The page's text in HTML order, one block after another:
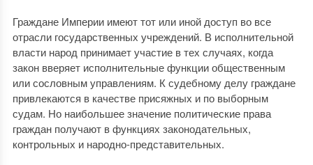
Граждане Империи имеют тот или иной доступ во все
отрасли государственных учреждений. В исполнительной
власти народ принимает участие в тех случаях, когда
закон вверяет исполнительные функции общественным
или сословным управлениям. К судебному делу граждане
привлекаются в качестве присяжных и по выборным
судам. Но наибольшее значение политические права
граждан получают в функциях законодательных,
контрольных и народно-представительных.